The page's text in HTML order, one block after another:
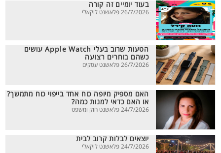
בעוד יומיים זה קורה
26/7/2026 פלאשנט לוקאלי
הטעות שרוב בעלי Apple Watch עושים
כשהם בוחרים רצועה
26/7/2026 פלאשנט עסקים
האם מספיק מיופה כוח אחד בייפוי כוח מתמשך?
או האם כדאי למנות כמה?
24/7/2026 פלאשנט חוק ומשפט
יוצאים לבלות קרוב לבית
24/7/2026 פלאשנט לוקאלי